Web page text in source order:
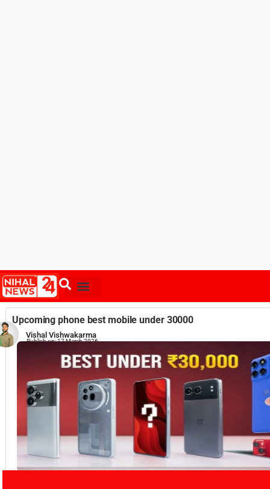
Upcoming phone best mobile under 30000
Vishal Vishwakarma
Publish on:17 March 2026